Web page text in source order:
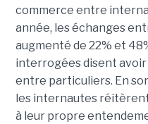
commerce entre
année, les échanges
augmenté de 22% et
interrogées disent
entre particuliers. En
les internautes
à leur propre